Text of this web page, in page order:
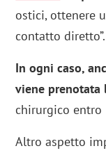
ostici, ottenere
contatto diretto”.
In ogni caso,
viene prenotata
chirurgico entro
Altro aspetto